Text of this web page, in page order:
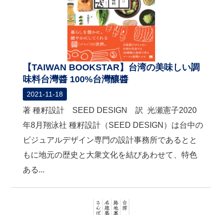
【TAIWAN BOOKSTAR】台湾の美味しい調
味料台灣醬 100%台灣釀醬
2021-11-18
著 種籽設計 SEED DESIGN 訳 光瀬憲子2020
年8月翔泳社 種籽設計（SEED DESIGN）は台中の
ビジュアルデザイン専門の設計事務所であるとと
もに地元の歴史と大衆文化を結びあわせて、特色
ある...